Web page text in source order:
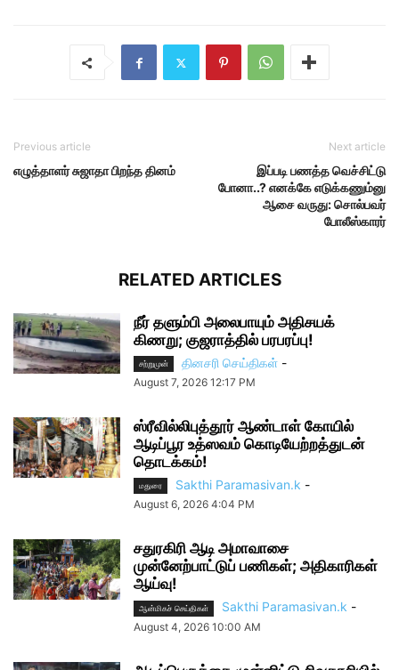
Previous article
எழுத்தாளர் சுஜாதா பிறந்த தினம்
Next article
இப்படி பணத்த வெச்சிட்டு
போனா..? எனக்கே எடுக்கணும்னு
ஆசை வருது: சொல்பவர்
போலீஸ்காரர்
RELATED ARTICLES
நீர் தளும்பி அலைபாயும் அதிசயக்
கிணறு; குஜராத்தில் பரபரப்பு!
சற்றுமுன் தினசரி செய்திகள் -
August 7, 2026 12:17 PM
ஸ்ரீவில்லிபுத்தூர் ஆண்டாள் கோயில்
ஆடிப்பூர உத்ஸவம் கொடியேற்றத்துடன்
தொடக்கம்!
மதுரை Sakthi Paramasivan.k -
August 6, 2026 4:04 PM
சதுரகிரி ஆடி அமாவாசை
முன்னேற்பாட்டுப் பணிகள்; அதிகாரிகள்
ஆய்வு!
ஆன்மிகச் செய்திகள் Sakthi Paramasivan.k -
August 4, 2026 10:00 AM